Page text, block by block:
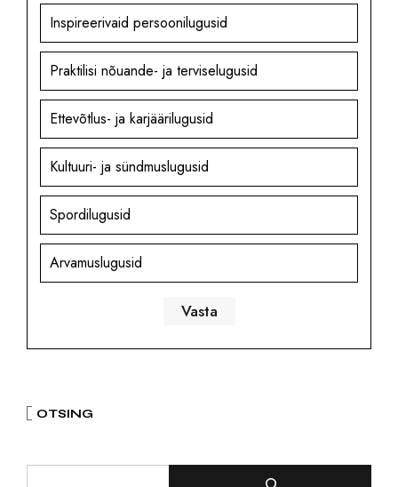
Inspireerivaid persoonilugusid
Praktilisi nõuande- ja terviselugusid
Ettevõtlus- ja karjäärilugusid
Kultuuri- ja sündmuslugusid
Spordilugusid
Arvamuslugusid
OTSING